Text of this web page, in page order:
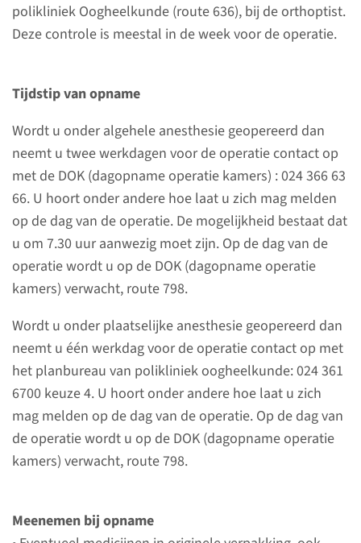
polikliniek Oogheelkunde (route 636), bij de orthoptist.
Deze controle is meestal in de week voor de operatie.
Tijdstip van opname
Wordt u onder algehele anesthesie geopereerd dan
neemt u twee werkdagen voor de operatie contact op
met de DOK (dagopname operatie kamers) : 024 366 63
66. U hoort onder andere hoe laat u zich mag melden
op de dag van de operatie. De mogelijkheid bestaat dat
u om 7.30 uur aanwezig moet zijn. Op de dag van de
operatie wordt u op de DOK (dagopname operatie
kamers) verwacht, route 798.
Wordt u onder plaatselijke anesthesie geopereerd dan
neemt u één werkdag voor de operatie contact op met
het planbureau van polikliniek oogheelkunde: 024 361
6700 keuze 4. U hoort onder andere hoe laat u zich
mag melden op de dag van de operatie. Op de dag van
de operatie wordt u op de DOK (dagopname operatie
kamers) verwacht, route 798.
Meenemen bij opname
Voor patiënten
024-361 67 00
Voor specialisten en
huisartsen
024-361 51 04
Voorbereiding
U kunt een aantal dingen doen
om u voor te bereiden op deze
operatie.
lees meer
Na de operatie